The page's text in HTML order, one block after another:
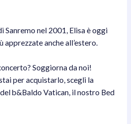
Sanremo nel 2001, Elisa è oggi
anche all’estero.
Soggiorna da noi!
per acquistarlo, scegli la
b&Baldo Vatican, il nostro Bed